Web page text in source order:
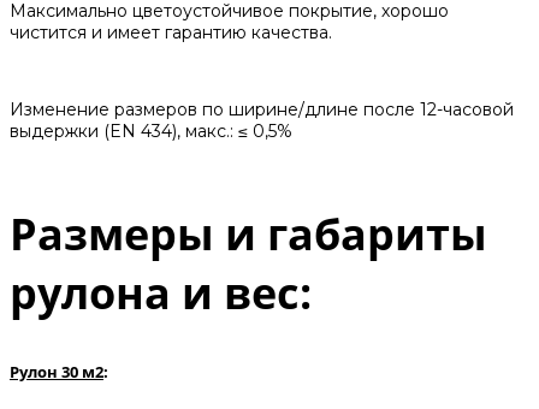
Максимально цветоустойчивое покрытие, хорошо
чистится и имеет гарантию качества.
Изменение размеров по ширине/длине после 12-часовой
выдержки (EN 434), макс.: ≤ 0,5%
Размеры и габариты
рулона и вес:
Рулон 30 м2: